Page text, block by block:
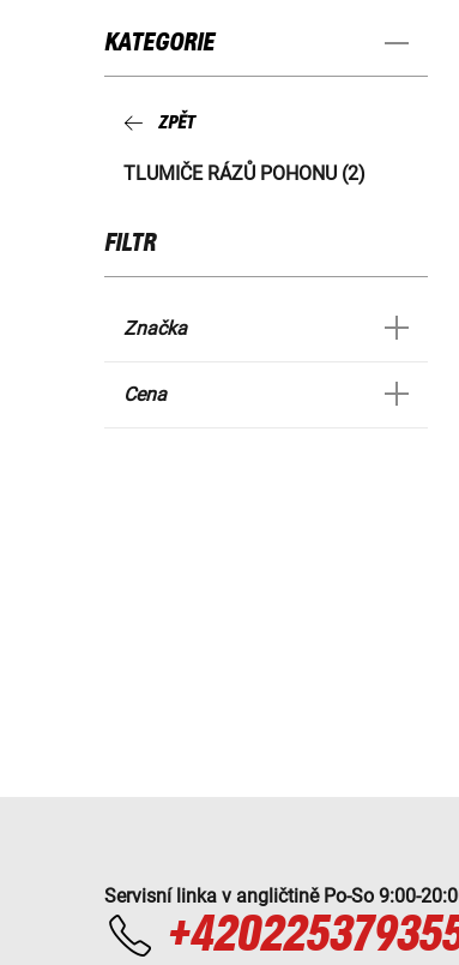
KATEGORIE
ZPĚT
TLUMIČE RÁZŮ POHONU (2)
FILTR
Značka
Cena
Servisní linka v angličtině Po-So 9:00-